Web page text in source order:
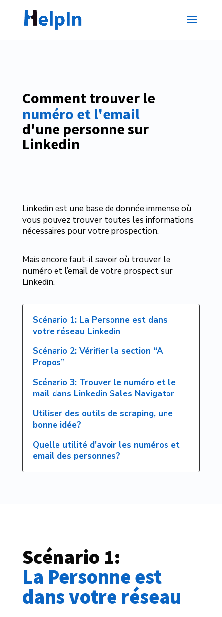
Comment trouver le
numéro et l'email
d'une personne sur
Linkedin
Linkedin est une base de donnée immense où
vous pouvez trouver toutes les informations
nécessaires pour votre prospection.
Mais encore faut-il savoir où trouver le
numéro et l’email de votre prospect sur
Linkedin.
Scénario 1: La Personne est dans
votre réseau Linkedin
Scénario 2: Vérifier la section “A
Propos”
Scénario 3: Trouver le numéro et le
mail dans Linkedin Sales Navigator
Utiliser des outils de scraping, une
bonne idée?
Quelle utilité d’avoir les numéros et
email des personnes?
Scénario 1:
La Personne est
dans votre réseau